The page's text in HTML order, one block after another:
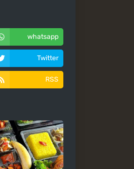
whatsapp
Twitter
RSS